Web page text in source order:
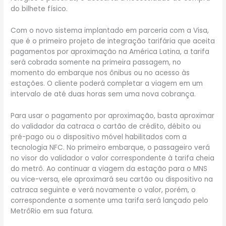
do bilhete físico.
Com o novo sistema implantado em parceria com a Visa,
que é o primeiro projeto de integração tarifária que aceita
pagamentos por aproximação na América Latina, a tarifa
será cobrada somente na primeira passagem, no
momento do embarque nos ônibus ou no acesso às
estações. O cliente poderá completar a viagem em um
intervalo de até duas horas sem uma nova cobrança.
Para usar o pagamento por aproximação, basta aproximar
do validador da catraca o cartão de crédito, débito ou
pré-pago ou o dispositivo móvel habilitados com a
tecnologia NFC. No primeiro embarque, o passageiro verá
no visor do validador o valor correspondente à tarifa cheia
do metrô. Ao continuar a viagem da estação para o MNS
ou vice-versa, ele aproximará seu cartão ou dispositivo na
catraca seguinte e verá novamente o valor, porém, o
correspondente a somente uma tarifa será lançado pelo
MetrôRio em sua fatura.